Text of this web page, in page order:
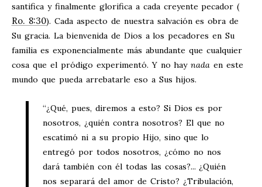
santifica y finalmente glorifica a cada creyente pecador (
Ro. 8:30). Cada aspecto de nuestra salvación es obra de
Su gracia. La bienvenida de Dios a los pecadores en Su
familia es exponencialmente más abundante que cualquier
cosa que el pródigo experimentó. Y no haynada en este
mundo que pueda arrebatarle eso a Sus hijos.
“¿Qué, pues, diremos a esto? Si Dios es por
nosotros, ¿quién contra nosotros? El que no
escatimó ni a su propio Hijo, sino que lo
entregó por todos nosotros, ¿cómo no nos
dará también con él todas las cosas?... ¿Quién
nos separará del amor de Cristo? ¿Tribulación,